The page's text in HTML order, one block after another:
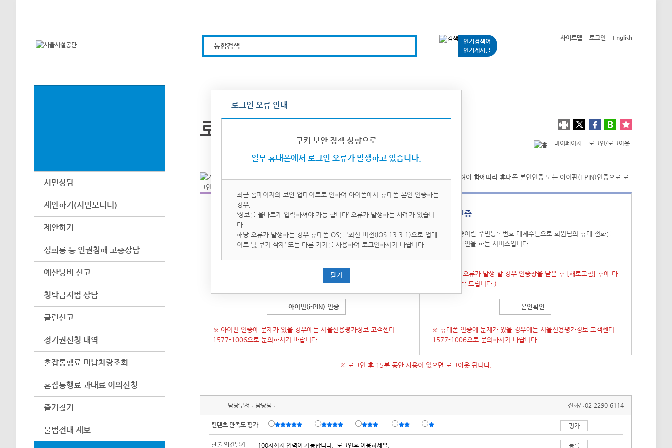
통합검색
인기검색어
인기게시글
사이트맵 로그인 English
시민상담
제안하기(시민모니터)
제안하기
성희롱 등 인권침해 고충상담
예산낭비 신고
청탁금지법 상담
클린신고
정기권신청 내역
혼잡통행료 미납차량조회
혼잡통행료 과태료 이의신청
즐겨찾기
불법전대 제보
로그인/로그아웃
마이페이지 로그인/로그아웃
로그인 오류 안내
쿠키 보안 정책 상향으로
일부 휴대폰에서 로그인 오류가 발생하고 있습니다.
최근 홈페이지의 보안 업데이트로 인하여 아이폰에서 휴대폰 본인 인증하는
경우,
‘정보를 올바르게 입력하셔야 가능 합니다’ 오류가 발생하는 사례가 있습니
다.
해당 오류가 발생하는 경우 휴대폰 OS를 ‘최신 버전(IOS 13.3.1)으로 업데
이트 및 쿠키 삭제’ 또는 다른 기기를 사용하여 로그인하시기 바랍니다.
닫기
아이핀(i-PIN)은 인터넷상의 개인식별번호를 의미하며, 대면확인이
어려운 인터넷에서 주민등록번호를 사용하지 않고도 본인임을 확인할
(인증 창이 오류가 발생 할 경우 인증창을 닫은 후
아이핀(i-PIN) 인증
※ 아이핀 인증에 문제가 있을 경우에는 서울신용평가정보 고객센터 :
1577-1006으로 문의하시기 바랍니다.
휴대폰 인증
휴대폰 인증이란 주민등록번호 대체수단으로 회원님의 휴대 전화를
통해 본인확인을 하는 서비스입니다.
(인증 창이 오류가 발생 할 경우 인증창을 닫은 후 [새로고침] 후에 다
시 시도 부탁 드립니다.)
본인확인
※ 휴대폰 인증에 문제가 있을 경우에는 서울신용평가정보 고객센터 :
1577-1006으로 문의하시기 바랍니다.
※ 로그인 후 15분 동안 사용이 없으면 로그아웃 됩니다.
담당부서 : 담당팀 : 전화/ :02-2290-6114
컨텐츠 만족도 평가
한줄 의견달기